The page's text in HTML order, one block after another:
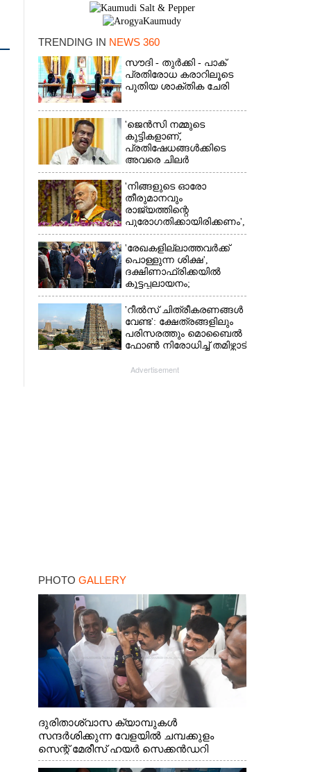
TRENDING IN NEWS 360
സൗദി - തുർക്കി - പാക്
പ്രതിരോധ കരാറിലൂടെ
പുതിയ ശാക്തിക ചേരി
'ജെൻസി നമ്മുടെ
കുട്ടികളാണ്,
പ്രതിഷേധങ്ങൾക്കിടെ
അവരെ ചിലർ
തെറ്റിദ്ധരിപ്പിക്കാൻ
ശ്രമിച്ചു'; രാജിക്ക് ശേഷം
ആദ്യമായി പ്രതികരിച്ച്
ധർമ്മേന്ദ്ര പ്രധാൻ
'നിങ്ങളുടെ ഓരോ
തീരുമാനവും
രാജ്യത്തിന്റെ
പുരോഗതിക്കായിരിക്കണം',​
വിദ്യാർത്ഥികളോട്
പ്രധാനമന്ത്രി
'രേഖകളില്ലാത്തവർക്ക്
പൊള്ളുന്ന ശിക്ഷ',
ദക്ഷിണാഫ്രിക്കയിൽ
കൂട്ടപ്പലായനം;
ജീവനുംകൊണ്ട്
നാടുകടന്നത് ഒരു
ലക്ഷത്തിലധികം പേർ
'റീൽസ് ചിത്രീകരണങ്ങൾ
വേണ്ട': ക്ഷേത്രങ്ങളിലും
പരിസരത്തും മൊബൈൽ
ഫോൺ നിരോധിച്ച് തമിഴ്നാട്
Advertisement
PHOTO GALLERY
ദുരിതാശ്വാസ ക്യാമ്പുകൾ
സന്ദർശിക്കുന്ന വേളയിൽ ചമ്പക്കുളം
സെന്റ് മേരീസ് ഹയർ സെക്കൻഡറി
സ്കൂളിലെ ക്യാമ്പിലെത്തിയ എ.ഐ.സി.സി
×